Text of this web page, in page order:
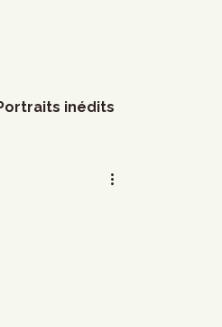
inédits
Arts visuels